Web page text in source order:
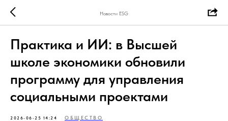
Новости ESG
Практика и ИИ: в Высшей
школе экономики обновили
программу для управления
социальными проектами
2026-06-25 14:24 ОБЩЕСТВО